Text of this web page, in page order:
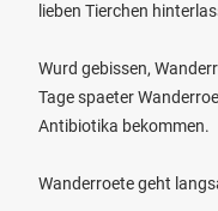
lieben Tierchen
Wurd gebissen,
Tage spaeter
Antibiotika bekommen.
Wanderroete geht